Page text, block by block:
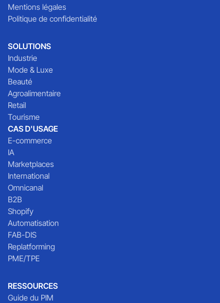
Mentions légales
Politique de confidentialité
SOLUTIONS
Industrie
Mode & Luxe
Beauté
Agroalimentaire
Retail
Tourisme
CAS D'USAGE
E-commerce
IA
Marketplaces
International
Omnicanal
B2B
Shopify
Automatisation
FAB-DIS
Replatforming
PME/TPE
RESSOURCES
Guide du PIM